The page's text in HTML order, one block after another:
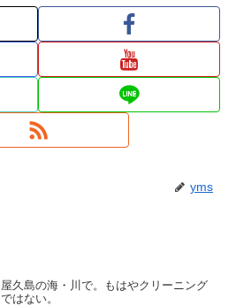
yms
屋久島の海・川で。もはやクリーニング
ではない。